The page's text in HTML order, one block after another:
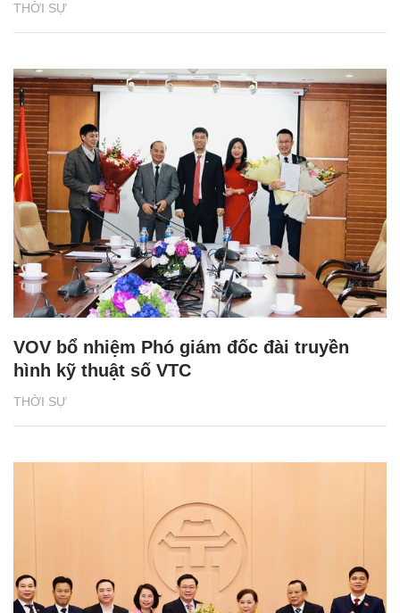
THỜI SỰ
THỜI SỰ
VOV bổ nhiệm Phó giám đốc đài truyền
hình kỹ thuật số VTC